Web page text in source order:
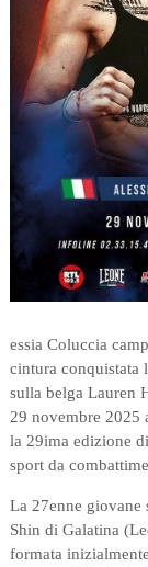
essia Coluccia
cintura conquistata
sulla belga Lauren
29 novembre 2025
la 29ima edizione
sport da
La 27enne giovane
Shin di Galatina
formata